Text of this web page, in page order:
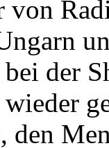
von
der
wieder
den